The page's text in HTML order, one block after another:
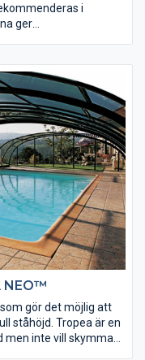
i
ger
är försett med Air Fresh™ gavelluckor för ventilation.
NEO™
gör det möjlig att
ståhöjd. Tropea är en
men inte vill skymma